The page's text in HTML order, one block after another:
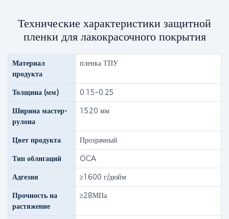
Технические характеристики защитной
пленки для лакокрасочного покрытия
Материал
продукта
пленка ТПУ
Толщина (мм)
0.15~0.25
Ширина мастер-
рулона
1520 мм
Цвет продукта
Прозрачный
Тип облигаций
OCA
Адгезия
≥1600 г/дюйм
Прочность на
растяжение
≥28МПа